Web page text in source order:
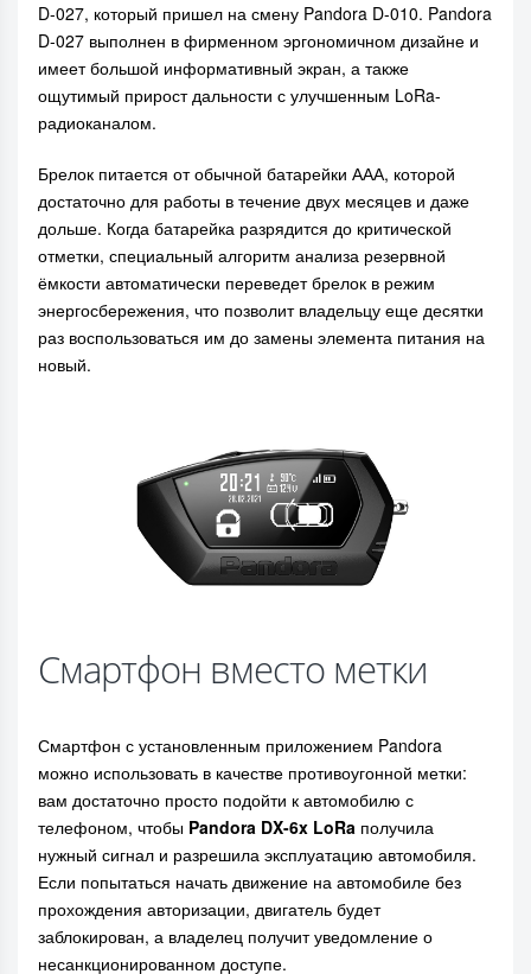
D-027, который пришел на смену Pandora D-010. Pandora
D-027 выполнен в фирменном эргономичном дизайне и
имеет большой информативный экран, а также
ощутимый прирост дальности с улучшенным LoRa-
радиоканалом.
Брелок питается от обычной батарейки ААА, которой
достаточно для работы в течение двух месяцев и даже
дольше. Когда батарейка разрядится до критической
отметки, специальный алгоритм анализа резервной
ёмкости автоматически переведет брелок в режим
энергосбережения, что позволит владельцу еще десятки
раз воспользоваться им до замены элемента питания на
новый.
Смартфон вместо метки
Смартфон с установленным приложением Pandora
можно использовать в качестве противоугонной метки:
вам достаточно просто подойти к автомобилю с
телефоном, чтобы Pandora DX-6x LoRa получила
нужный сигнал и разрешила эксплуатацию автомобиля.
Если попытаться начать движение на автомобиле без
прохождения авторизации, двигатель будет
заблокирован, а владелец получит уведомление о
несанкционированном доступе.